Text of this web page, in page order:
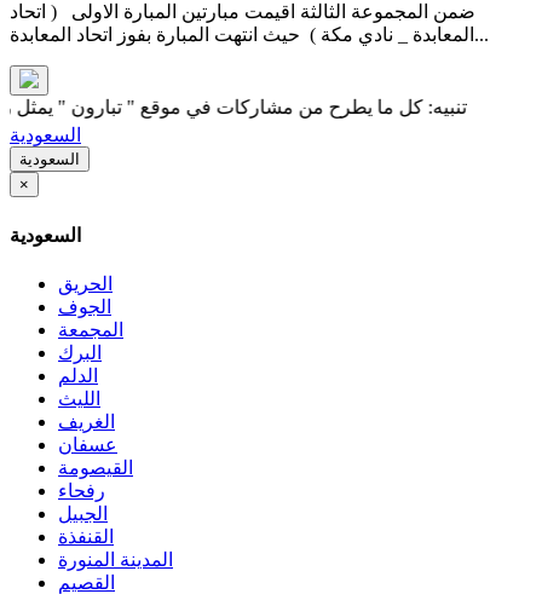
ضمن المجموعة الثالثة اقيمت مبارتين المبارة الاولى ( اتحاد
المعابدة _ نادي مكة ) حيث انتهت المبارة بفوز اتحاد المعابدة...
تنبيه: كل ما يطرح من مشاركات في موقع " تبارون " يمثل رأي
السعودية
السعودية
×
السعودية
الحريق
الجوف
المجمعة
البرك
الدلم
الليث
الغريف
عسفان
القيصومة
رفحاء
الجبيل
القنفذة
المدينة المنورة
القصيم